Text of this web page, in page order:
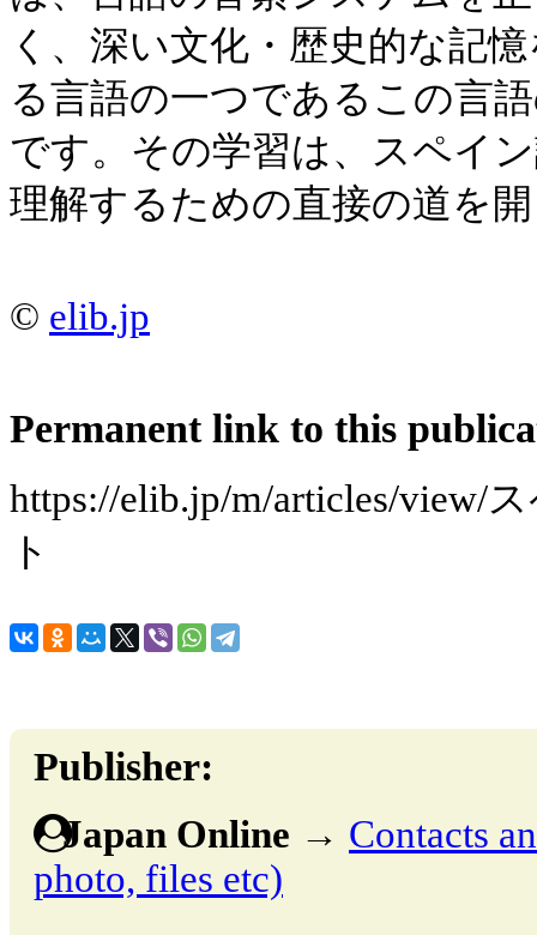
く、深い文化・歴史的な記
る言語の一つであるこの言
です。その学習は、スペイ
理解するための直接の道を
© elib.jp
Permanent link to this
https://elib.jp/m/articles/view/
ト
Publisher:
Japan Online → Contacts
photo, files etc)